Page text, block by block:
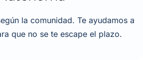
la comunidad. Te ayudamos a
que no se te escape el plazo.